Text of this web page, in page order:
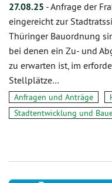
27.08.25 -Anfrage der
eingereicht zur
Thüringer Bauordnung
bei denen ein Zu- und
zu erwarten ist, im
Stellplätze…
Anfragen und Anträge
Stadtentwicklung und